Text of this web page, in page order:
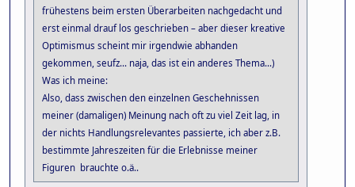
frühestens beim ersten Überarbeiten nachgedacht und
erst einmal drauf los geschrieben – aber dieser kreative
Optimismus scheint mir irgendwie abhanden
gekommen, seufz... naja, das ist ein anderes Thema...)
Was ich meine:
Also, dass zwischen den einzelnen Geschehnissen
meiner (damaligen) Meinung nach oft zu viel Zeit lag, in
der nichts Handlungsrelevantes passierte, ich aber z.B.
bestimmte Jahreszeiten für die Erlebnisse meiner
Figuren brauchte o.ä..